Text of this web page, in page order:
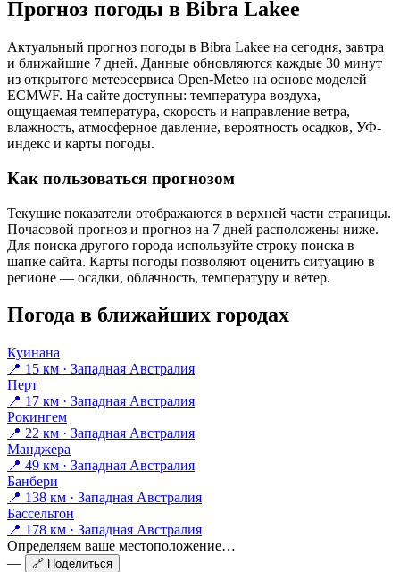
Прогноз погоды в Bibra Lakeе
Актуальный прогноз погоды в Bibra Lakeе на сегодня, завтра
и ближайшие 7 дней. Данные обновляются каждые 30 минут
из открытого метеосервиса Open-Meteo на основе моделей
ECMWF. На сайте доступны: температура воздуха,
ощущаемая температура, скорость и направление ветра,
влажность, атмосферное давление, вероятность осадков, УФ-
индекс и карты погоды.
Как пользоваться прогнозом
Текущие показатели отображаются в верхней части страницы.
Почасовой прогноз и прогноз на 7 дней расположены ниже.
Для поиска другого города используйте строку поиска в
шапке сайта. Карты погоды позволяют оценить ситуацию в
регионе — осадки, облачность, температуру и ветер.
Погода в ближайших городах
Куинана
📍 15 км · Западная Австралия
Перт
📍 17 км · Западная Австралия
Рокингем
📍 22 км · Западная Австралия
Манджера
📍 49 км · Западная Австралия
Банбери
📍 138 км · Западная Австралия
Бассельтон
📍 178 км · Западная Австралия
Определяем ваше местоположение…
—
🔗 Поделиться